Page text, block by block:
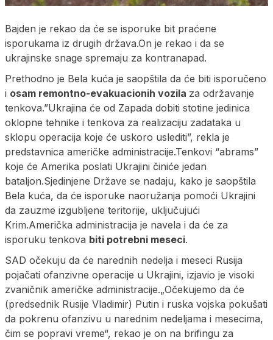
Bajden je rekao da će se isporuke bit praćene
isporukama iz drugih država.On je rekao i da se
ukrajinske snage spremaju za kontranapad.
Prethodno je Bela kuća je saopštila da će biti isporučeno
i osam remontno-evakuacionih vozila za održavanje
tenkova.”Ukrajina će od Zapada dobiti stotine jedinica
oklopne tehnike i tenkova za realizaciju zadataka u
sklopu operacija koje će uskoro uslediti”, rekla je
predstavnica američke administracije.Tenkovi “abrams”
koje će Amerika poslati Ukrajini činiće jedan
bataljon.Sjedinjene Države se nadaju, kako je saopštila
Bela kuća, da će isporuke naoružanja pomoći Ukrajini
da zauzme izgubljene teritorije, uključujući
Krim.Američka administracija je navela i da će za
isporuku tenkova biti potrebni meseci.
SAD očekuju da će narednih nedelja i meseci Rusija
pojačati ofanzivne operacije u Ukrajini, izjavio je visoki
zvaničnik američke administracije.„Očekujemo da će
(predsednik Rusije Vladimir) Putin i ruska vojska pokušati
da pokrenu ofanzivu u narednim nedeljama i mesecima,
čim se popravi vreme“, rekao je on na brifingu za